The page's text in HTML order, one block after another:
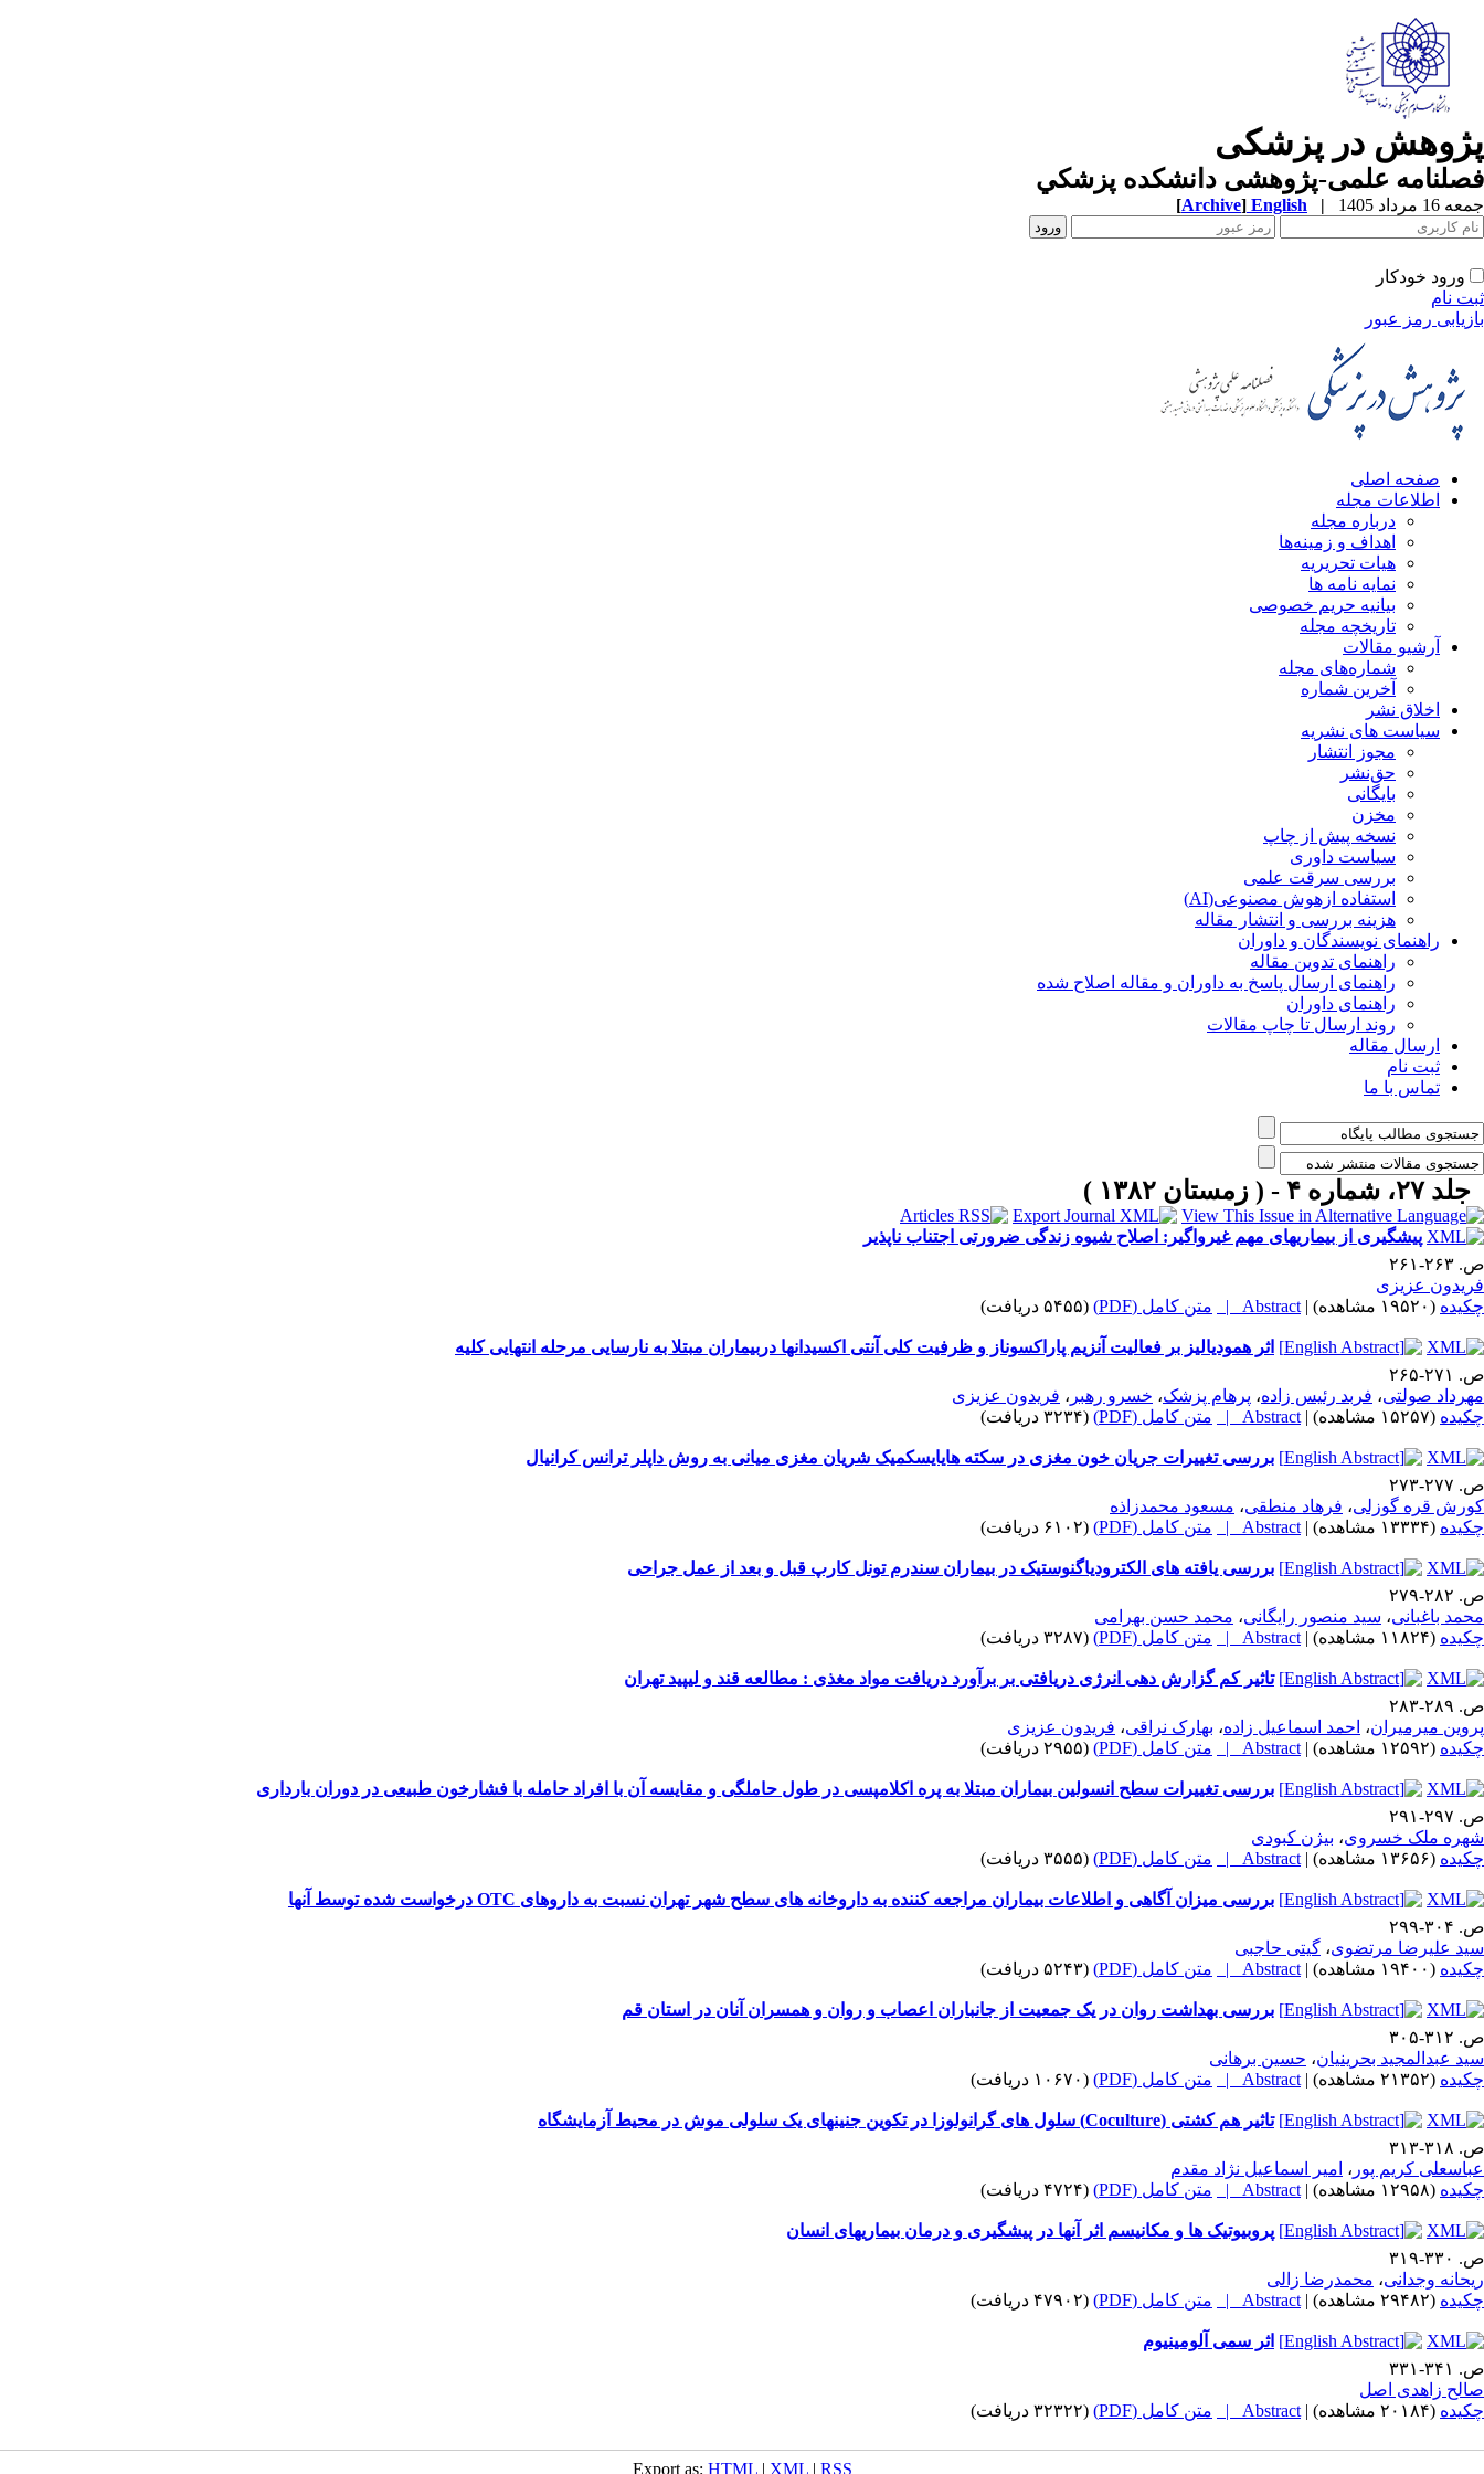
پژوهش در پزشکی
فصلنامه علمی-پژوهشی دانشکده پزشکي
جمعه 16 مرداد 1405 |
English
[Archive]
ورود خودکار
ثبت نام
بازیابی رمز عبور
صفحه اصلی
اطلاعات مجله
درباره مجله
اهداف و زمینه‌ها
هیات تحریریه
نمایه نامه ها
بیانیه حریم خصوصی
تاریخچه مجله
آرشیو مقالات
شماره‌های مجله
آخرین شماره
اخلاق نشر
سیاست های نشریه
مجوز انتشار
حق‌نشر
بایگانی
مخزن
نسخه پیش از چاپ
سیاست داوری
بررسی سرقت علمی
استفاده ازهوش مصنوعی(AI)
هزینه بررسی و انتشار مقاله
راهنمای نویسندگان و داوران
راهنمای تدوین مقاله
راهنمای ارسال پاسخ به داوران و مقاله اصلاح شده
راهنمای داوران
روند ارسال تا چاپ مقالات
ارسال مقاله
ثبت نام
تماس با ما
جلد ۲۷، شماره ۴ - ( زمستان ۱۳۸۲ )
پیشگیری از بیماریهای مهم غیرواگیر: اصلاح شیوه زندگی ضرورتی اجتناب ناپذیر
ص. ۲۶۳-۲۶۱
فریدون عزیزی
چکیده (۱۹۵۲۰ مشاهده) |
Abstract | متن کامل (PDF) (۵۴۵۵ دریافت)
اثر همودیالیز بر فعالیت آنزیم پاراکسوناز و ظرفیت کلی آنتی اکسیدانها دربیماران مبتلا به نارسایی مرحله انتهایی کلیه
ص. ۲۷۱-۲۶۵
مهرداد صولتی، فربد رئیس زاده، پرهام پزشک، خسرو رهبر ، فریدون عزیزی
چکیده (۱۵۲۵۷ مشاهده) |
Abstract | متن کامل (PDF) (۳۲۳۴ دریافت)
بررسی تغییرات جریان خون مغزی در سکته هایایسکمیک شریان مغزی میانی به روش داپلر ترانس کرانیال
ص. ۲۷۷-۲۷۳
کورش قره گوزلی، فرهاد منطقی، مسعود محمدزاذه
چکیده (۱۳۳۳۴ مشاهده) |
Abstract | متن کامل (PDF) (۶۱۰۲ دریافت)
بررسی یافته های الکترودیاگنوستیک در بیماران سندرم تونل کارپ قبل و بعد از عمل جراحی
ص. ۲۸۲-۲۷۹
محمد باغبانی، سید منصور رایگانی، محمد حسن بهرامی
چکیده (۱۱۸۲۴ مشاهده) |
Abstract | متن کامل (PDF) (۳۲۸۷ دریافت)
تاثیر کم گزارش دهی انرژی دریافتی بر برآورد دریافت مواد مغذی : مطالعه قند و لیپید تهران
ص. ۲۸۹-۲۸۳
پروین میرمیران، احمد اسماعیل زاده، بهارک نراقی، فریدون عزیزی
چکیده (۱۲۵۹۲ مشاهده) |
Abstract | متن کامل (PDF) (۲۹۵۵ دریافت)
بررسی تغییرات سطح انسولین بیماران مبتلا به پره اکلامپسی در طول حاملگی و مقایسه آن با افراد حامله با فشارخون طبیعی در دوران بارداری
ص. ۲۹۷-۲۹۱
شهره ملک خسروی، بیژن کبودی
چکیده (۱۳۶۵۶ مشاهده) |
Abstract | متن کامل (PDF) (۳۵۵۵ دریافت)
بررسی میزان آگاهی و اطلاعات بیماران مراجعه کننده به داروخانه های سطح شهر تهران نسبت به داروهای OTC درخواست شده توسط آنها
ص. ۳۰۴-۲۹۹
سید علیرضا مرتضوی، گیتی حاجبی
چکیده (۱۹۴۰۰ مشاهده) |
Abstract | متن کامل (PDF) (۵۲۴۳ دریافت)
بررسی بهداشت روان در یک جمعیت از جانباران اعصاب و روان و همسران آنان در استان قم
ص. ۳۱۲-۳۰۵
سید عبدالمجید بحرینیان، حسین برهانی
چکیده (۲۱۳۵۲ مشاهده) |
Abstract | متن کامل (PDF) (۱۰۶۷۰ دریافت)
تاثیر هم کشتی (Coculture) سلول های گرانولوزا در تکوین جنینهای یک سلولی موش در محیط آزمایشگاه
ص. ۳۱۸-۳۱۳
عباسعلی کریم پور ، امیر اسماعیل نژاد مقدم
چکیده (۱۲۹۵۸ مشاهده) |
Abstract | متن کامل (PDF) (۴۷۲۴ دریافت)
پروبیوتیک ها و مکانیسم اثر آنها در پیشگیری و درمان بیماریهای انسان
ص. ۳۳۰-۳۱۹
ریحانه وجدانی، محمدرضا زالی
چکیده (۲۹۴۸۲ مشاهده) |
Abstract | متن کامل (PDF) (۴۷۹۰۲ دریافت)
اثر سمی آلومینیوم
ص. ۳۴۱-۳۳۱
صالح زاهدی اصل
چکیده (۲۰۱۸۴ مشاهده) |
Abstract | متن کامل (PDF) (۳۲۳۲۲ دریافت)
Export as: HTML| XML| RSS